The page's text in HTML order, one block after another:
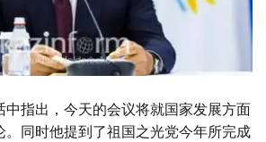
中指出，今天的会议将就国家发展方面
。同时他提到了祖国之光党今年所完成